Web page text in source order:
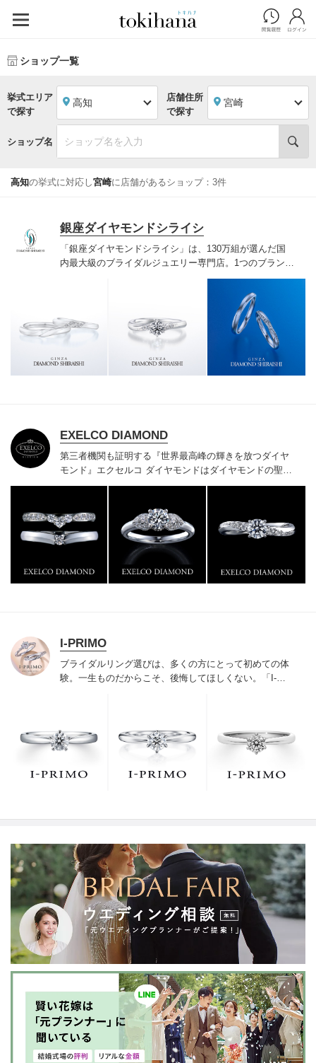
ショップ一覧
挙式エリア
で探す
高知
店舗住所
で探す
宮崎
ショップ名
高知の挙式に対応し宮崎に店舗があるショップ：3件
銀座ダイヤモンドシライシ
「銀座ダイヤモンドシライシ」は、130万組が選んだ国
内最大級のブライダルジュエリー専門店。1つのブランド
では国内最大級の700種類以上の豊富なデザインを取り
揃え、ふたりの「似合う」と「好き」を同時に叶えた満
足の選択ができる指輪をご提案しています。多くのお客
様にご満足いただけている、一生身に着けるための指輪
のクオリティや購入後のアフターサービスをぜひ一度店
頭でお確かめください。
EXELCO DIAMOND
第三者機関も証明する『世界最高峰の輝きを放つダイヤ
モンド』 エクセルコ ダイヤモンドはダイヤモンドの聖地
ベルギー発祥で200年以上の歴史がある真のカッターズ
門店としてリングのデザインや品質にもこだわっていま
す。おふたりに本物の輝きを一生身に着けていただきた
い想いで「ヴァージン・ダイヤモンド」「ハードプラチ
ナ」「保証内容」にこだわっています。
I-PRIMO
ブライダルリング選びは、多くの方にとって初めての体
験。一生ものだからこそ、後悔してほしくない。「I-
でお待ちしております。リング選びの最初の一歩をご一
緒に。まずは、アイプリモへ。